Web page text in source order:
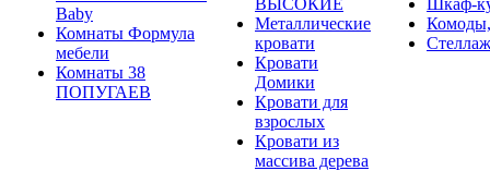
Baby
Комнаты Формула
мебели
Комнаты 38
ПОПУГАЕВ
ВЫСОКИЕ
Металлические
кровати
Кровати
Домики
Кровати для
взрослых
Кровати из
массива дерева
Шкаф-